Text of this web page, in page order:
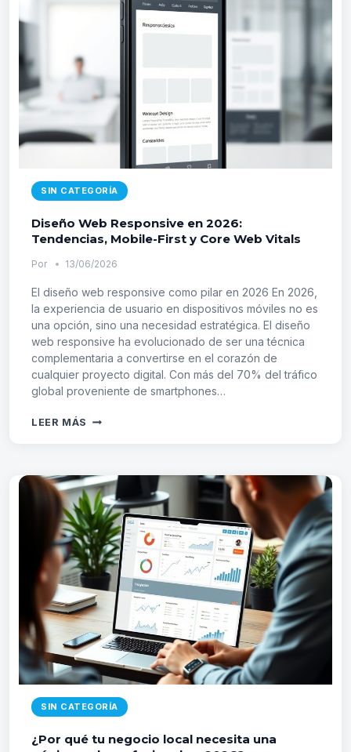
TENDENCIAS
BUENAS
PARA
AUMENTAR
TU
TASA
DE
SIN CATEGORÍA
Diseño Web Responsive en 2026:
Tendencias, Mobile-First y Core Web Vitals
Por 13/06/2026
El diseño web responsive como pilar en 2026 En 2026,
la experiencia de usuario en dispositivos móviles no es
una opción, sino una necesidad estratégica. El diseño
web responsive ha evolucionado de ser una técnica
complementaria a convertirse en el corazón de
cualquier proyecto digital. Con más del 70% del tráfico
global proveniente de smartphones…
LEER MÁS DISEÑO
2026:
TENDENCIAS,
MOBILE-
FIRST
Y
CORE
WEB
VITALS
SIN CATEGORÍA
¿Por qué tu negocio local necesita una